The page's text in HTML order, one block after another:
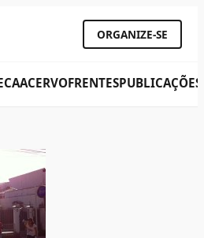
ORGANIZE-SE
ACERVOFRENTESPUBLICAÇÕES